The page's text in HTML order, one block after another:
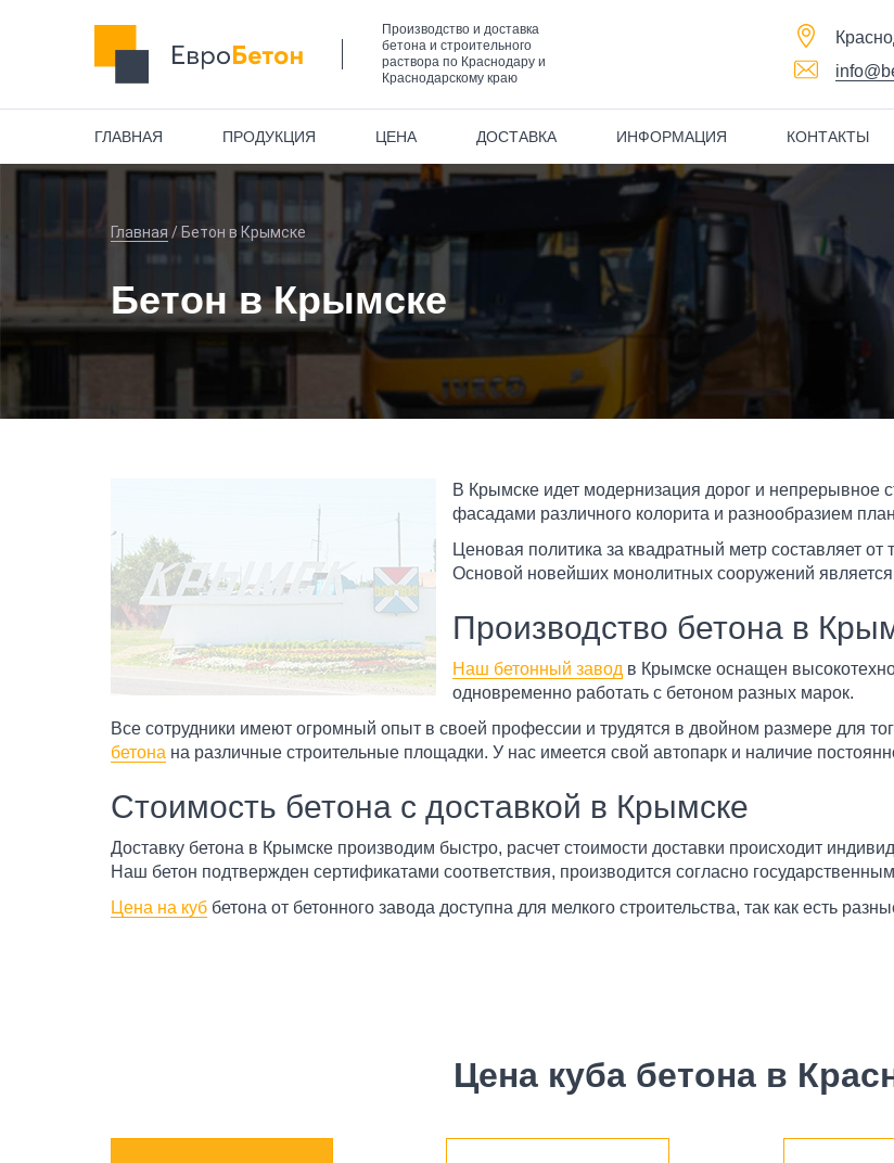
Производство и доставка
бетона и строительного
раствора по Краснодару и
Краснодарскому краю
ГЛАВНАЯ ПРОДУКЦИЯ ЦЕНА ДОСТАВКА ИНФОРМАЦИЯ КОНТАКТЫ
Главная / Бетон в Крымске
Бетон в Крымске
В Крымске идет модернизация дорог и непрерывное
фасадами различного колорита и разнообразием
Ценовая политика за квадратный метр составляет
Основой новейших монолитных сооружений является
Производство бетона в
Наш бетонный завод в Крымске оснащен
одновременно работать с бетоном разных марок.
Все сотрудники имеют огромный опыт в своей профессии и трудятся в двойном размере для
бетона на различные строительные площадки. У нас имеется свой автопарк и наличие
Стоимость бетона с доставкой в Крымске
Доставку бетона в Крымске производим быстро, расчет стоимости доставки происходит
Наш бетон подтвержден сертификатами соответствия, производится согласно
Цена на куб бетона от бетонного завода доступна для мелкого строительства, так как есть
Цена куба бетона в